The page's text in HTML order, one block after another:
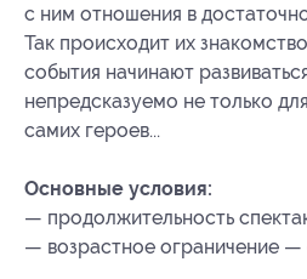
с ним отношения в
Так происходит их
события начинают
непредсказуемо не только
самих героев...
Основные условия:
— продолжительность
— возрастное ограничение —